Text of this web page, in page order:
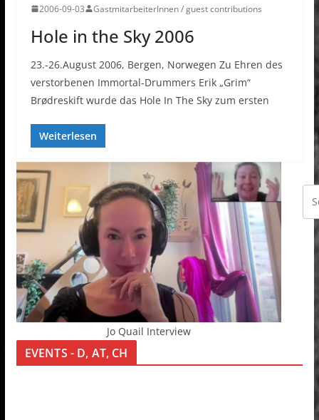
2006-09-03 GastmitarbeiterInnen / guest contributions
Hole in the Sky 2006
23.-26.August 2006, Bergen, Norwegen Zu Ehren des
verstorbenen Immortal-Drummers Erik „Grim“
Brødreskift wurde das Hole In The Sky zum ersten
Weiterlesen
Jo Quail Interview
EVENTS - D, AT, CH